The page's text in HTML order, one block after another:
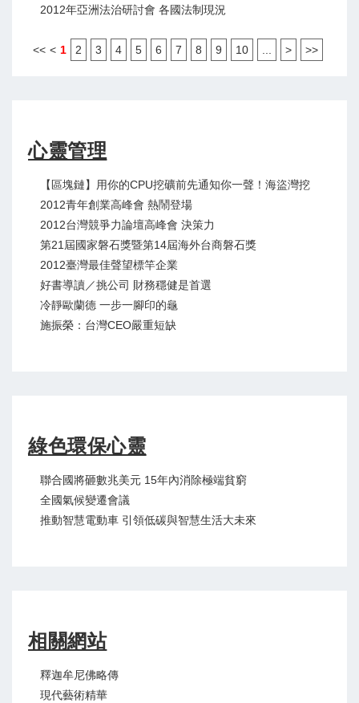
2012年亞洲法治研討會 各國法制現況
<< < 1 2 3 4 5 6 7 8 9 10 ... > >>
心靈管理
【區塊鏈】用你的CPU挖礦前先通知你一聲！海盜灣挖
2012青年創業高峰會 熱鬧登場
2012台灣競爭力論壇高峰會 決策力
第21屆國家磐石獎暨第14屆海外台商磐石獎
2012臺灣最佳聲望標竿企業
好書導讀／挑公司 財務穩健是首選
冷靜歐蘭德 一步一腳印的龜
施振榮：台灣CEO嚴重短缺
綠色環保心靈
聯合國將砸數兆美元 15年內消除極端貧窮
全國氣候變遷會議
推動智慧電動車 引領低碳與智慧生活大未來
相關網站
釋迦牟尼佛略傳
現代藝術精華